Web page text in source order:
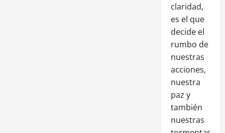
claridad,
es el que
decide el
rumbo de
nuestras
acciones,
nuestra
paz y
también
nuestras